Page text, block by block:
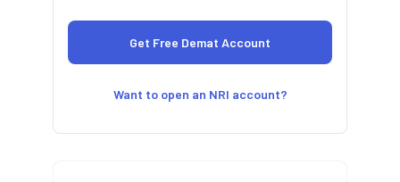
Want to open an NRI account?